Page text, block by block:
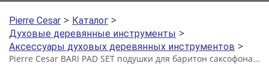
Pierre Cesar > Каталог >
Духовые деревянные инструменты >
Аксессуары духовых деревянных инструментов >
Pierre Cesar BARI PAD SET подушки для баритон саксофона, 25 штук, коричневые